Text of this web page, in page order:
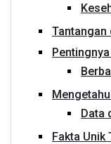
Tantangan
Data
Fakta Unik